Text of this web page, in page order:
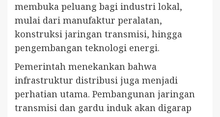
membuka peluang bagi industri lokal,
mulai dari manufaktur peralatan,
konstruksi jaringan transmisi, hingga
pengembangan teknologi energi.
Pemerintah menekankan bahwa
infrastruktur distribusi juga menjadi
perhatian utama. Pembangunan jaringan
transmisi dan gardu induk akan digarap